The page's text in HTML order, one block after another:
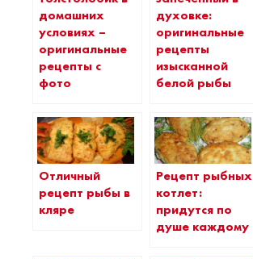
домашних
условиях –
оригинальные
рецепты с
фото
духовке:
оригинальные
рецепты
изысканной
белой рыбы
Отличный
рецепт рыбы в
кляре
Рецепт рыбных
котлет:
придутся по
душе каждому